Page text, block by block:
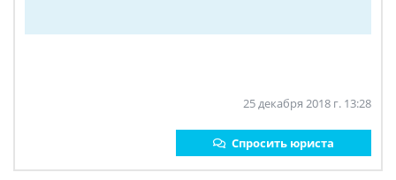
25 декабря 2018 г. 13:28
Спросить юриста